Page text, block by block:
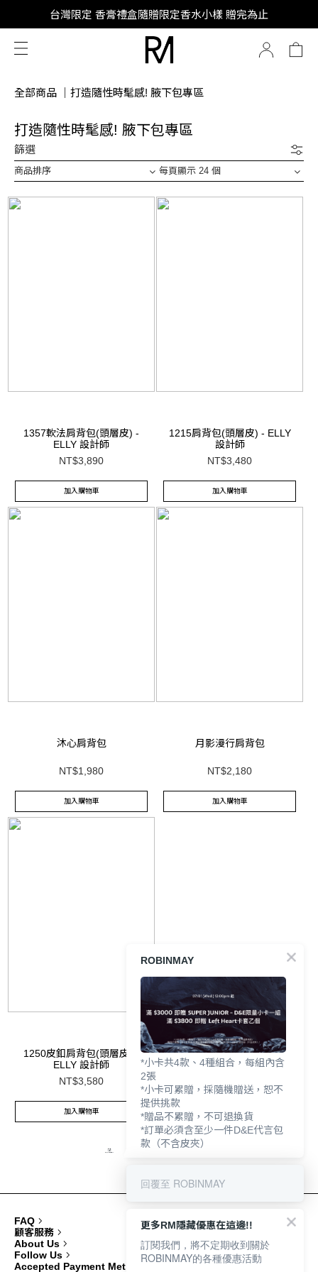
SUPER JUNIOR-D&E 全新代言
台灣限定 香膏禮盒隨贈限定香水小樣 贈完為止
SUPER JUNIOR-D&E 全新代言
全部商品 打造隨性時髦感! 腋下包專區
打造隨性時髦感! 腋下包專區
篩選
商品排序 每頁顯示 24 個
1357軟法肩背包(頭層皮) -
ELLY 設計師
NT$3,890
加入購物車
1215肩背包(頭層皮) - ELLY
設計師
NT$3,480
加入購物車
沐心肩背包
NT$1,980
加入購物車
月影漫行肩背包
NT$2,180
加入購物車
1250皮釦肩背包(頭層皮) -
ELLY 設計師
NT$3,580
加入購物車
FAQ
顧客服務
About Us
Follow Us
Accepted Payment Methods
ROBINMAY
*小卡共4款、4種組合，每組內含
2張
*小卡可累贈，採隨機贈送，恕不
提供挑款
*贈品不累贈，不可退換貨
*訂單必須含至少一件D&E代言包
款（不含皮夾）
回覆至 ROBINMAY
更多RM隱藏優惠在這邊!!
訂閱我們，將不定期收到關於
ROBINMAY的各種優惠活動